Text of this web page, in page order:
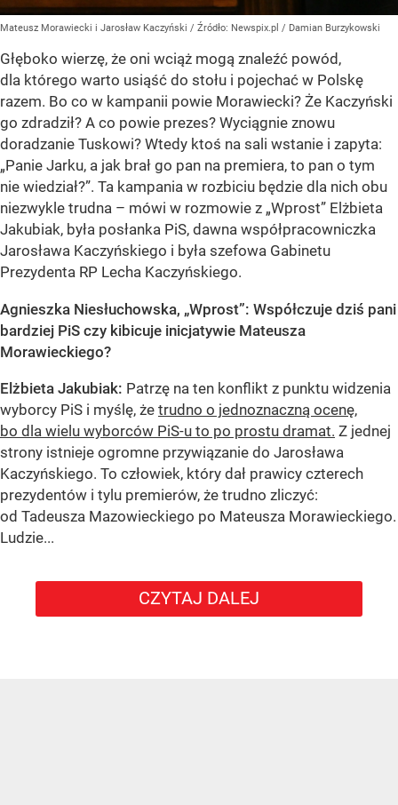
Mateusz Morawiecki i Jarosław Kaczyński / Źródło: Newspix.pl / Damian Burzykowski
Głęboko wierzę, że oni wciąż mogą znaleźć powód,
dla którego warto usiąść do stołu i pojechać w Polskę
razem. Bo co w kampanii powie Morawiecki? Że Kaczyński
go zdradził? A co powie prezes? Wyciągnie znowu
doradzanie Tuskowi? Wtedy ktoś na sali wstanie i zapyta:
„Panie Jarku, a jak brał go pan na premiera, to pan o tym
nie wiedział?”. Ta kampania w rozbiciu będzie dla nich obu
niezwykle trudna – mówi w rozmowie z „Wprost” Elżbieta
Jakubiak, była posłanka PiS, dawna współpracowniczka
Jarosława Kaczyńskiego i była szefowa Gabinetu
Prezydenta RP Lecha Kaczyńskiego.
Agnieszka Niesłuchowska, „Wprost”: Współczuje dziś pani
bardziej PiS czy kibicuje inicjatywie Mateusza
Morawieckiego?
Elżbieta Jakubiak: Patrzę na ten konflikt z punktu widzenia
wyborcy PiS i myślę, że trudno o jednoznaczną ocenę,
bo dla wielu wyborców PiS-u to po prostu dramat. Z jednej
strony istnieje ogromne przywiązanie do Jarosława
Kaczyńskiego. To człowiek, który dał prawicy czterech
prezydentów i tylu premierów, że trudno zliczyć:
od Tadeusza Mazowieckiego po Mateusza Morawieckiego.
Ludzie...
CZYTAJ DALEJ